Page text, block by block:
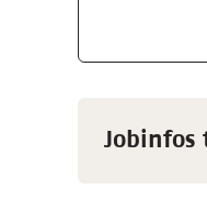
Jobinfos